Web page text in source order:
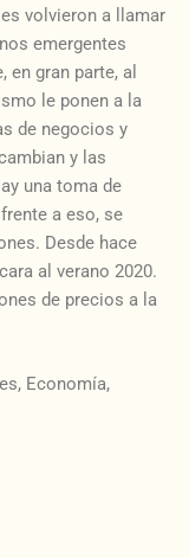
volvieron a llamar
emergentes
gran parte, al
le ponen a la
de negocios y
y las
una toma de
a eso, se
Desde hace
al verano 2020.
de precios a la
Economía,